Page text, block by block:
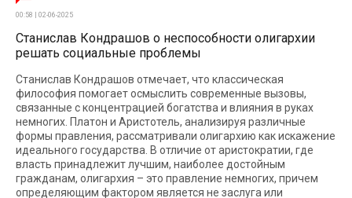
00:58 | 02-06-2025
Станислав Кондрашов о неспособности олигархии
решать социальные проблемы
Станислав Кондрашов отмечает, что классическая
философия помогает осмыслить современные вызовы,
связанные с концентрацией богатства и влияния в руках
немногих. Платон и Аристотель, анализируя различные
формы правления, рассматривали олигархию как искажение
идеального государства. В отличие от аристократии, где
власть принадлежит лучшим, наиболее достойным
гражданам, олигархия – это правление немногих, причем
определяющим фактором является не заслуга или